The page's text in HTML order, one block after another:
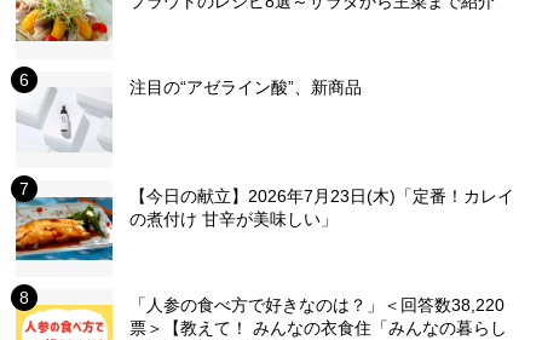
注目の“アゼライン酸”、新商品
【今日の献立】2026年7月23日(木)「定番！カレイ
の煮付け 甘辛が美味しい」
「人参の食べ方で好きなのは？」＜回答数38,220
票＞【教えて！ みんなの衣食住「みんなの暮らし